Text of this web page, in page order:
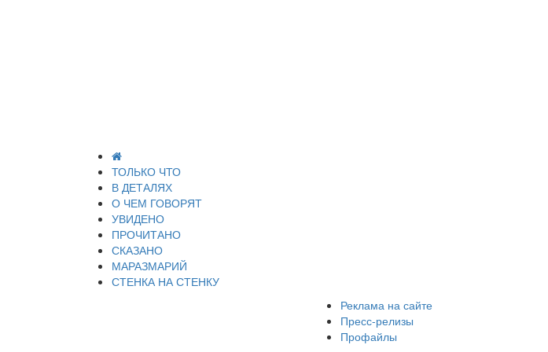
ТОЛЬКО ЧТО
В ДЕТАЛЯХ
О ЧЕМ ГОВОРЯТ
УВИДЕНО
ПРОЧИТАНО
СКАЗАНО
МАРАЗМАРИЙ
СТЕНКА НА СТЕНКУ
Реклама на сайте
Пресс-релизы
Профайлы